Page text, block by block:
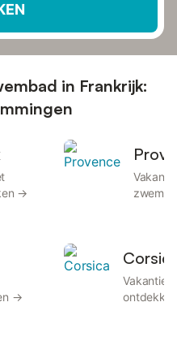
in Frankrijk:
→
→